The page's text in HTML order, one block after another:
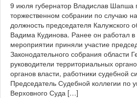
9 июля губернатор Владислав Шапша
торжественном собрании по случаю
должность председателя Калужского
Вадима Кудинова. Ранее он работал
мероприятии приняли участие
Законодательного собрания области
руководители территориальных
органов власти, работники судебной
Председатель Судебной коллегии по
Верховного Суда […]